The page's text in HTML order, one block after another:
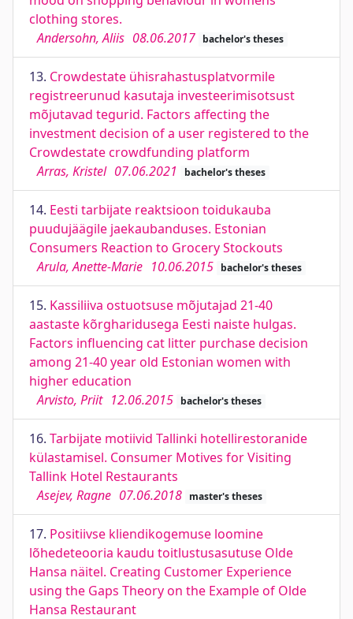
clothing stores.
Andersohn, Aliis 08.06.2017 bachelor's theses
13. Crowdestate ühisrahastusplatvormile
registreerunud kasutaja investeerimisotsust
mõjutavad tegurid. Factors affecting the
investment decision of a user registered to the
Crowdestate crowdfunding platform
Arras, Kristel 07.06.2021 bachelor's theses
14. Eesti tarbijate reaktsioon toidukauba
puudujäägile jaekaubanduses. Estonian
Consumers Reaction to Grocery Stockouts
Arula, Anette-Marie 10.06.2015 bachelor's theses
15. Kassiliiva ostuotsuse mõjutajad 21-40
aastaste kõrgharidusega Eesti naiste hulgas.
Factors influencing cat litter purchase decision
among 21-40 year old Estonian women with
higher education
Arvisto, Priit 12.06.2015 bachelor's theses
16. Tarbijate motiivid Tallinki hotellirestoranide
külastamisel. Consumer Motives for Visiting
Tallink Hotel Restaurants
Asejev, Ragne 07.06.2018 master's theses
17. Positiivse kliendikogemuse loomine
lõhedeteooria kaudu toitlustusasutuse Olde
Hansa näitel. Creating Customer Experience
using the Gaps Theory on the Example of Olde
Hansa Restaurant